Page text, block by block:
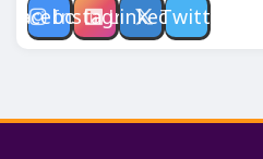
Facebook
Instagram
LinkedinTwitter